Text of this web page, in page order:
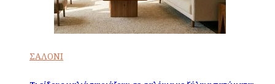
ΣΑΛΟΝΙ